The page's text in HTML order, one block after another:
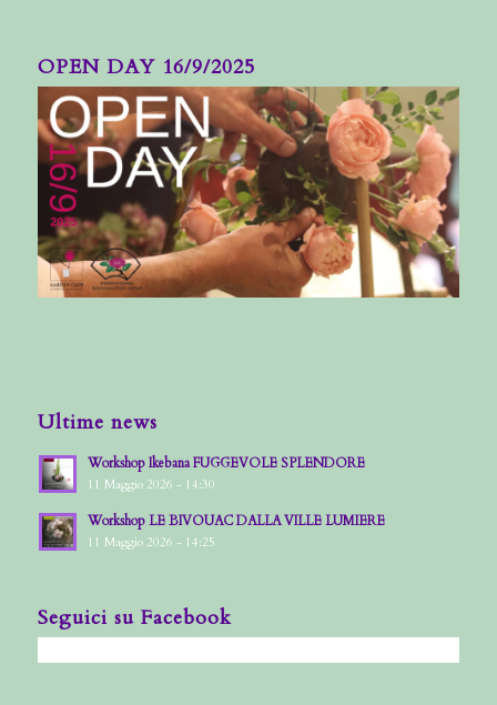
OPEN DAY 16/9/2025
Ultime news
Workshop Ikebana FUGGEVOLE SPLENDORE
11 Maggio 2026 - 14:30
Workshop LE BIVOUAC DALLA VILLE LUMIERE
11 Maggio 2026 - 14:25
Seguici su Facebook